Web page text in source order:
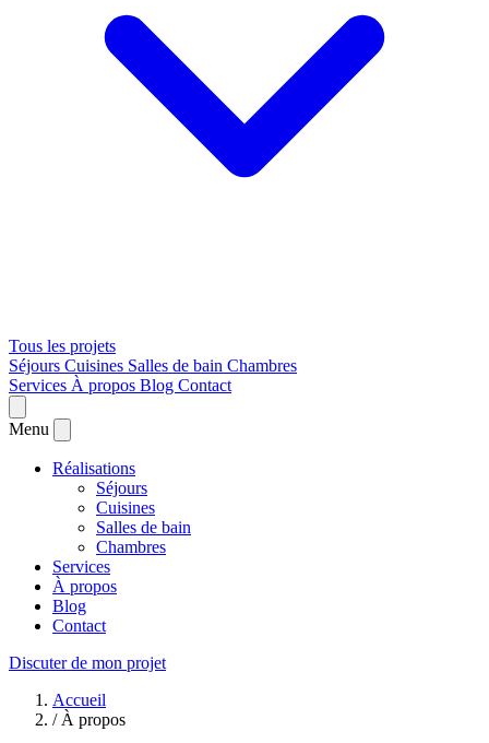
Tous les projets
Séjours Cuisines Salles de bain Chambres
Services À propos Blog Contact
Menu
Réalisations
Séjours
Cuisines
Salles de bain
Chambres
Services
À propos
Blog
Contact
Discuter de mon projet
Accueil
/ À propos